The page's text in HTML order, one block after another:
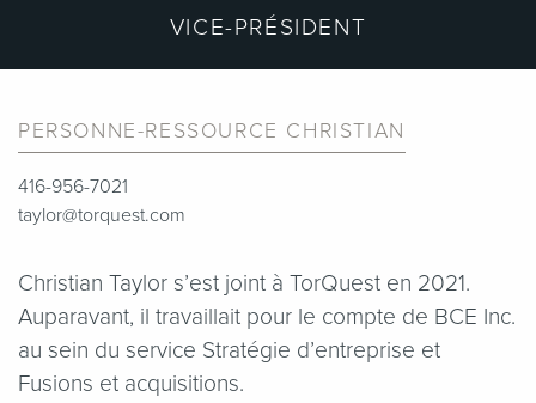
VICE-PRÉSIDENT
PERSONNE-RESSOURCE CHRISTIAN
416-956-7021
taylor@torquest.com
Christian Taylor s’est joint à TorQuest en 2021.
Auparavant, il travaillait pour le compte de BCE Inc.
au sein du service Stratégie d’entreprise et
Fusions et acquisitions.